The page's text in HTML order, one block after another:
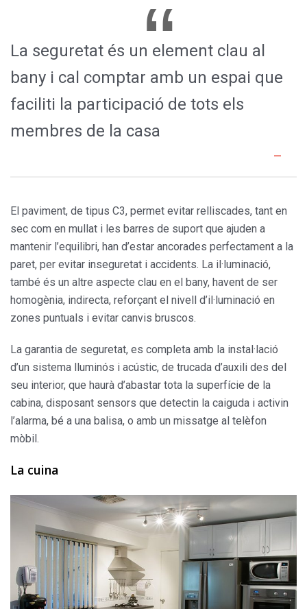
La seguretat és un element clau al
bany i cal comptar amb un espai que
faciliti la participació de tots els
membres de la casa
El paviment, de tipus C3, permet evitar relliscades, tant en
sec com en mullat i les barres de suport que ajuden a
mantenir l’equilibri, han d’estar ancorades perfectament a la
paret, per evitar inseguretat i accidents. La il·luminació,
també és un altre aspecte clau en el bany, havent de ser
homogènia, indirecta, reforçant el nivell d’il·luminació en
zones puntuals i evitar canvis bruscos.
La garantia de seguretat, es completa amb la instal·lació
d’un sistema lluminós i acústic, de trucada d’auxili des del
seu interior, que haurà d’abastar tota la superfície de la
cabina, disposant sensors que detectin la caiguda i activin
l’alarma, bé a una balisa, o amb un missatge al telèfon
mòbil.
La cuina